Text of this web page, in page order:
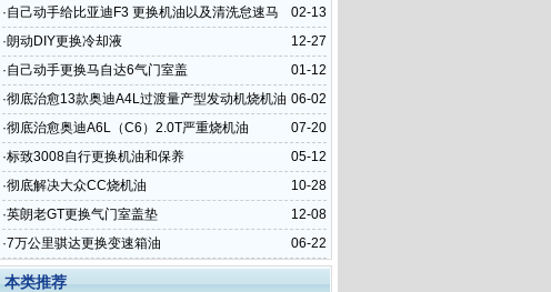
02-13
·自己动手给比亚迪F3 更换机油以及清洗怠速马
达
12-27
·朗动DIY更换冷却液
01-12
·自己动手更换马自达6气门室盖
06-02
·彻底治愈13款奥迪A4L过渡量产型发动机烧机油
07-20
·彻底治愈奥迪A6L（C6）2.0T严重烧机油
05-12
·标致3008自行更换机油和保养
10-28
·彻底解决大众CC烧机油
12-08
·英朗老GT更换气门室盖垫
06-22
·7万公里骐达更换变速箱油
本类推荐